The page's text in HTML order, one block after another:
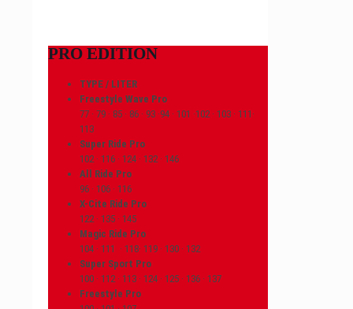
PRO EDITION
TYPE / LITER
Freestyle Wave Pro
77 · 79 · 85 · 86 · 93 ·94 · 101 ·102 · 103 · 111·
113
Super Ride Pro
102 · 116 · 124 · 132 · 146
All Ride Pro
96 · 106 · 116
X-Cite Ride Pro
122 · 135 · 145
Magic Ride Pro
104 · 111 · 118· 119 · 130 · 132
Super Sport Pro
100 · 112 · 113 · 124 · 125 · 136 · 137
Freestyle Pro